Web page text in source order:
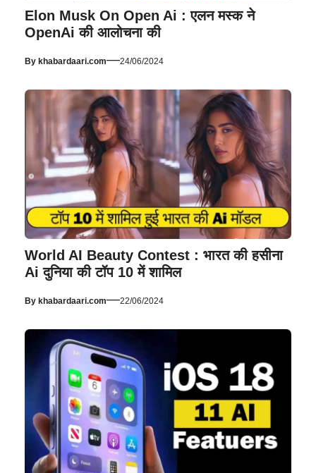
Elon Musk On Open Ai : एलन मस्क ने
OpenAi की आलोचना की
By khabardaari.com—24/06/2024
World AI Beauty Contest : भारत की हसीना
Ai दुनिया की टॉप 10 में शामिल
By khabardaari.com—22/06/2024